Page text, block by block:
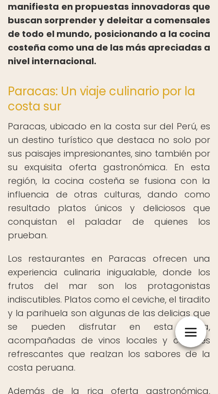
manifiesta en propuestas innovadoras que
buscan sorprender y deleitar a comensales
de todo el mundo, posicionando a la cocina
costeña como una de las más apreciadas a
nivel internacional.
Paracas: Un viaje culinario por la
costa sur
Paracas, ubicado en la costa sur del Perú, es
un destino turístico que destaca no solo por
sus paisajes impresionantes, sino también por
su exquisita oferta gastronómica. En esta
región, la cocina costeña se fusiona con la
influencia de otras culturas, dando como
resultado platos únicos y deliciosos que
conquistan el paladar de quienes los
prueban.
Los restaurantes en Paracas ofrecen una
experiencia culinaria inigualable, donde los
frutos del mar son los protagonistas
indiscutibles. Platos como el ceviche, el tiradito
y la parihuela son algunas de las delicias que
se pueden disfrutar en esta zona,
acompañadas de vinos locales y cócteles
refrescantes que realzan los sabores de la
costa peruana.
Además de la rica oferta gastronómica,